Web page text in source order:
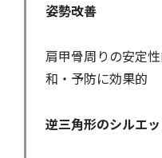
姿勢改善
肩甲骨周りの安定
和・予防に効果的
逆三角形のシルエ